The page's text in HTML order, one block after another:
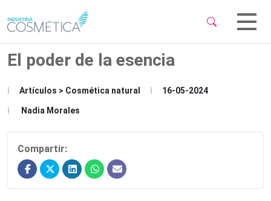
Menu
El poder de la esencia
Artículos > Cosmética natural 16-05-2024
Nadia Morales
Compartir: